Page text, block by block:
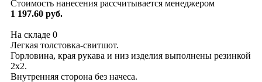
Стоимость нанесения рассчитывается менеджером
1 197.60 руб.
На складе 0
Легкая толстовка-свитшот.
Горловина, края рукава и низ изделия выполнены резинкой
2х2.
Внутренняя сторона без начеса.